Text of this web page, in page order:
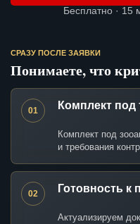
Бесплатно · 15
СРАЗУ ПОСЛЕ ЗАЯВКИ
Понимаете, что
01 Комплект под
Комплект под
и требования
02 Готовность к
Актуализируем